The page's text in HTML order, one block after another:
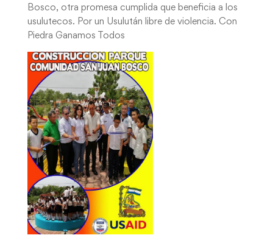
Bosco, otra promesa cumplida que beneficia a los
usulutecos. Por un Usulután libre de violencia. Con
Piedra Ganamos Todos